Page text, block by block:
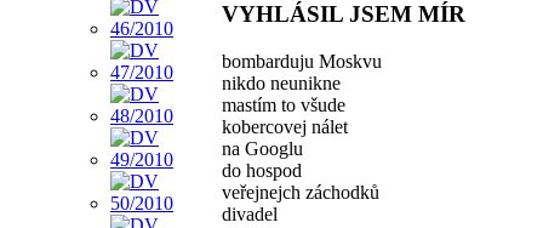
VYHLÁSIL JSEM MÍR
bombarduju Moskvu
nikdo neunikne
mastím to všude
kobercovej nálet
na Googlu
do hospod
veřejnejch záchodků
divadel